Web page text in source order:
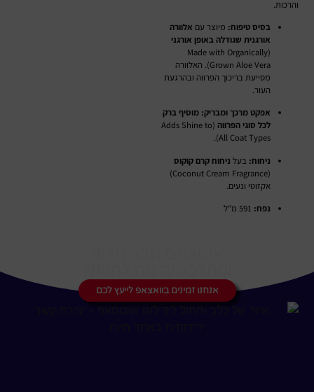
והרכות.
בסיס טיפוח: מיוצר עם אלוורה
אורגנית שגודלה באופן אורגני
(Made with Organically
Grown Aloe Vera). האלוורה
מסייעת בריכוך הפרווה ובהרגעת
העור.
אפקט מרכך ומבריק: מוסיף ברק
לכל סוגי הפרווה (Adds Shine to
All Coat Types).
ניחוח: בעל ניחוח קרם קוקוס
(Coconut Cream Fragrance)
אקזוטי ונעים.
נפח:
אנחנו זמינים בוואצאפ לייעץ לכם